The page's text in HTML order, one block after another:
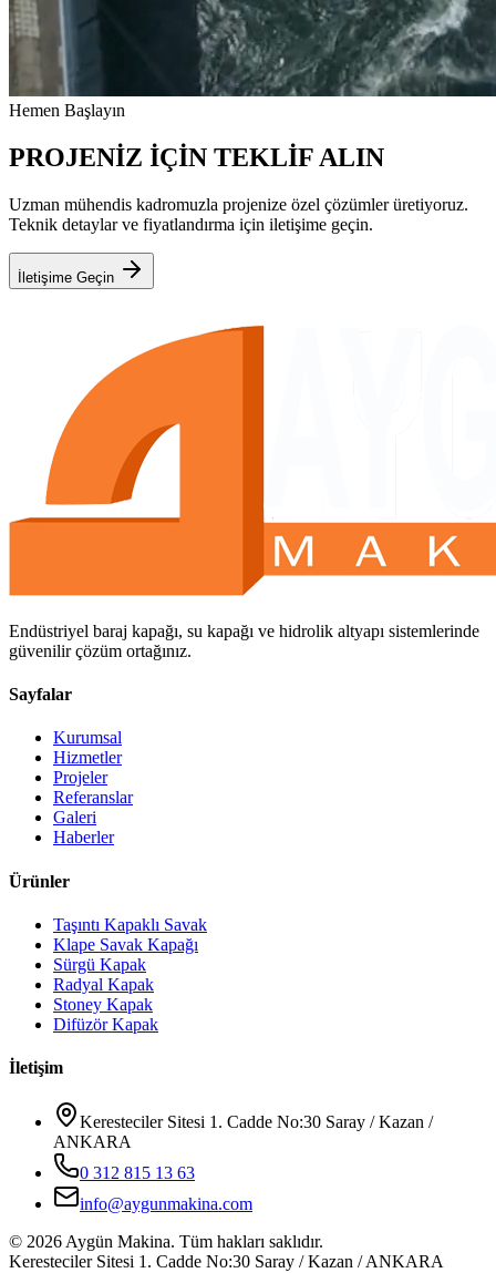
Hemen Başlayın
PROJENİZ İÇİN TEKLİF ALIN
Uzman mühendis kadromuzla projenize özel çözümler üretiyoruz.
Teknik detaylar ve fiyatlandırma için iletişime geçin.
İletişime Geçin
Endüstriyel baraj kapağı, su kapağı ve hidrolik altyapı sistemlerinde
güvenilir çözüm ortağınız.
Sayfalar
Kurumsal
Hizmetler
Projeler
Referanslar
Galeri
Haberler
Ürünler
Taşıntı Kapaklı Savak
Klape Savak Kapağı
Sürgü Kapak
Radyal Kapak
Stoney Kapak
Difüzör Kapak
İletişim
Keresteciler Sitesi 1. Cadde No:30 Saray / Kazan /
ANKARA
0 312 815 13 63
info@aygunmakina.com
© 2026Aygün Makina. Tüm hakları saklıdır.
Keresteciler Sitesi 1. Cadde No:30 Saray / Kazan / ANKARA